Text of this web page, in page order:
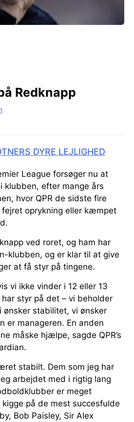
Redknapp
DYRE LEJLIGHED
League forsøger nu at
klubben, efter mange års
hvor QPR de sidste fire
oprykning eller kæmpet
ved roret, og ham har
klubben, og er klar til at give
at få styr på tingene.
vi ikke vinder i 12 eller 13
styr på det – vi beholder
ønsker stabilitet, vi ønsker
er manageren. En anden
måske hjælpe, sagde QPR’s
stabilt. Dem som jeg har
arbejdet med i rigtig lang
er meget
på de mest succesfulde
Bob Paisley, Sir Alex